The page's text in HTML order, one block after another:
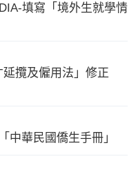
填寫「境外生就學情
攬及僱用法」修正
中華民國僑生手冊」